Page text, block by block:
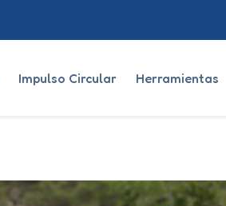
Impulso Circular Herramientas